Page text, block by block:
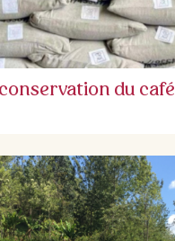
du café